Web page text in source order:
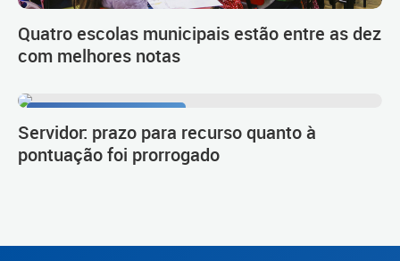
Quatro escolas municipais estão entre as dez
com melhores notas
Servidor: prazo para recurso quanto à
pontuação foi prorrogado